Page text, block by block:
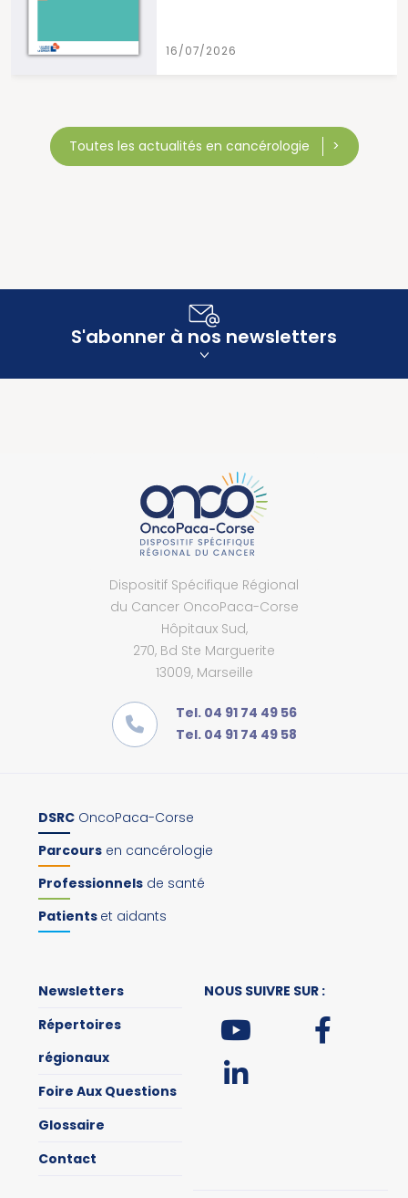
16/07/2026
Toutes les actualités en cancérologie
S'abonner à nos newsletters
Dispositif Spécifique Régional
du Cancer OncoPaca-Corse
Hôpitaux Sud,
270, Bd Ste Marguerite
13009, Marseille
Tel. 04 91 74 49 56
Tel. 04 91 74 49 58
DSRC OncoPaca-Corse
Parcours en cancérologie
Professionnels de santé
Patients et aidants
Newsletters
Répertoires
régionaux
Foire Aux Questions
Glossaire
Contact
NOUS SUIVRE SUR :